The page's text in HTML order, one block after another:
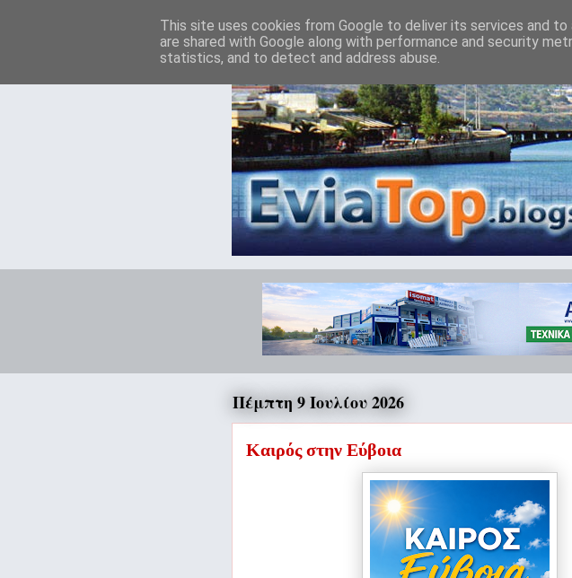
Πέμπτη 9 Ιουλίου 2026
Καιρός στην Εύβοια
This site uses cookies from Google to deliver its services and
are shared with Google along with performance and security
statistics, and to detect and address abuse.